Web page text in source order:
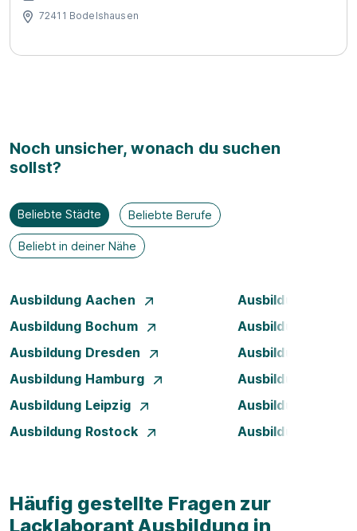
72411 Bodelshausen
Noch unsicher, wonach du suchen
sollst?
Beliebte Städte Beliebte Berufe
Beliebt in deiner Nähe
Ausbildung Aachen
Ausbildung
Ausbildung Bochum
Ausbildung Bonn
Ausbildung Dresden
Ausbildung
Ausbildung Hamburg
Ausbildung
Ausbildung Leipzig
Ausbildung
Ausbildung Rostock
Ausbildung
Häufig gestellte Fragen zur
Lacklaborant Ausbildung in